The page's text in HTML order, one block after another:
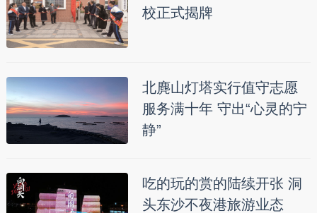
校正式揭牌
北麂山灯塔实行值守志愿
服务满十年 守出“心灵的宁
静”
吃的玩的赏的陆续开张 洞
头东沙不夜港旅游业态